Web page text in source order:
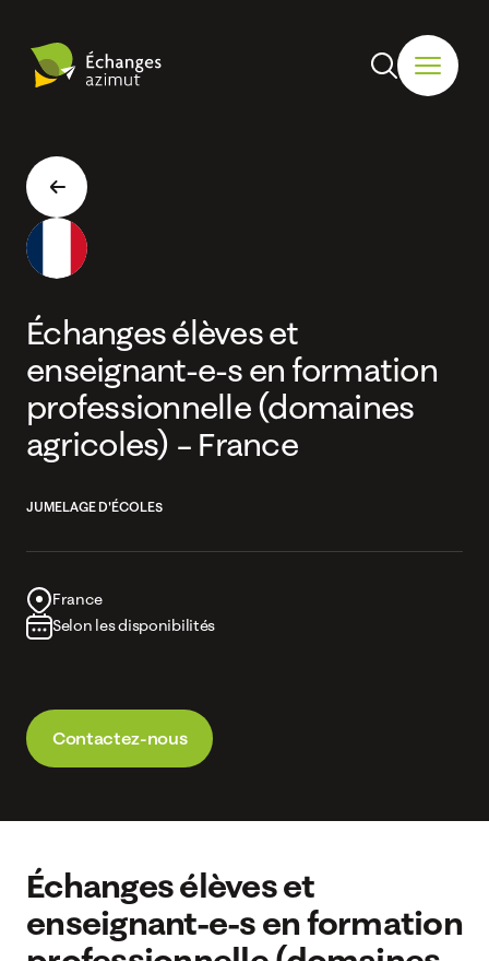
Échanges élèves et
enseignant-e-s en formation
professionnelle (domaines
agricoles) – France
JUMELAGE D'ÉCOLES
France
Selon les disponibilités
Contactez-nous
Échanges élèves et
enseignant-e-s en formation